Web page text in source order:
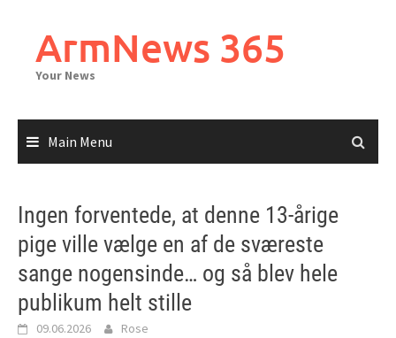
contentArmNews 365
Your News
Main Menu
Ingen forventede, at denne 13-årige
pige ville vælge en af de sværeste
sange nogensinde… og så blev hele
publikum helt stille
09.06.2026 Rose